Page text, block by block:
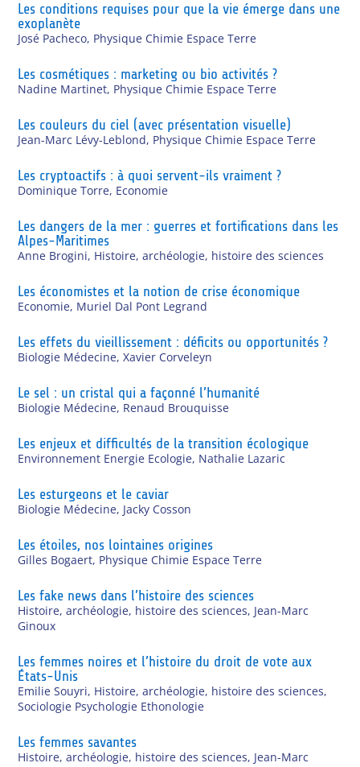
Les conditions requises pour que la vie émerge dans une
exoplanète
José Pacheco, Physique Chimie Espace Terre
Les cosmétiques : marketing ou bio activités ?
Nadine Martinet, Physique Chimie Espace Terre
Les couleurs du ciel (avec présentation visuelle)
Jean-Marc Lévy-Leblond, Physique Chimie Espace Terre
Les cryptoactifs : à quoi servent-ils vraiment ?
Dominique Torre, Economie
Les dangers de la mer : guerres et fortifications dans les
Alpes-Maritimes
Anne Brogini, Histoire, archéologie, histoire des sciences
Les économistes et la notion de crise économique
Economie, Muriel Dal Pont Legrand
Les effets du vieillissement : déficits ou opportunités ?
Biologie Médecine,Xavier Corveleyn
Le sel : un cristal qui a façonné l’humanité
Biologie Médecine, Renaud Brouquisse
Les enjeux et difficultés de la transition écologique
Environnement Energie Ecologie, Nathalie Lazaric
Les esturgeons et le caviar
Biologie Médecine, Jacky Cosson
Les étoiles, nos lointaines origines
Gilles Bogaert, Physique Chimie Espace Terre
Les fake news dans l’histoire des sciences
Histoire, archéologie, histoire des sciences, Jean-Marc
Ginoux
Les femmes noires et l’histoire du droit de vote aux
États-Unis
Emilie Souyri, Histoire, archéologie, histoire des sciences,
Sociologie Psychologie Ethonologie
Les femmes savantes
Histoire, archéologie, histoire des sciences, Jean-Marc